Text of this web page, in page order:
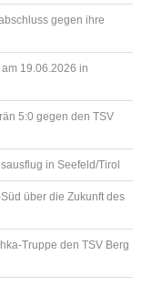
gegen ihre
19.06.2026 in
5:0 gegen den TSV
in Seefeld/Tirol
über die Zukunft des
Truppe den TSV Berg